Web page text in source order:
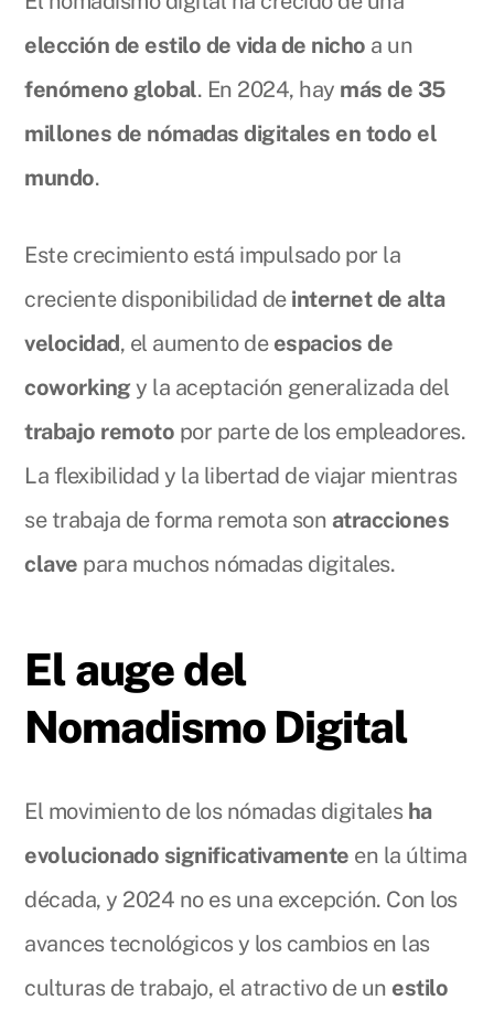
elección de estilo de vida de nicho a un
fenómeno global. En 2024, hay más de 35
millones de nómadas digitales en todo el
mundo.
Este crecimiento está impulsado por la
creciente disponibilidad de internet de alta
velocidad, el aumento de espacios de
coworking y la aceptación generalizada del
trabajo remoto por parte de los empleadores.
La flexibilidad y la libertad de viajar mientras
se trabaja de forma remota son atracciones
clave para muchos nómadas digitales.
El auge del
Nomadismo Digital
El movimiento de los nómadas digitales ha
evolucionado significativamente en la última
década, y 2024 no es una excepción. Con los
avances tecnológicos y los cambios en las
culturas de trabajo, el atractivo de un estilo